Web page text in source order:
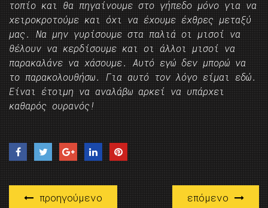
τοπίο και θα πηγαίνουμε στο γήπεδο μόνο για να
χειροκροτούμε και όχι να έχουμε έχθρες μεταξύ
μας. Να μην γυρίσουμε στα παλιά οι μισοί να
θέλουν να κερδίσουμε και οι άλλοι μισοί να
παρακαλάνε να χάσουμε. Αυτό εγώ δεν μπορώ να
το παρακολουθήσω. Για αυτό τον λόγο είμαι εδώ.
Είναι έτοιμη να αναλάβω αρκεί να υπάρχει
καθαρός ουρανός!
προηγούμενο επόμενο